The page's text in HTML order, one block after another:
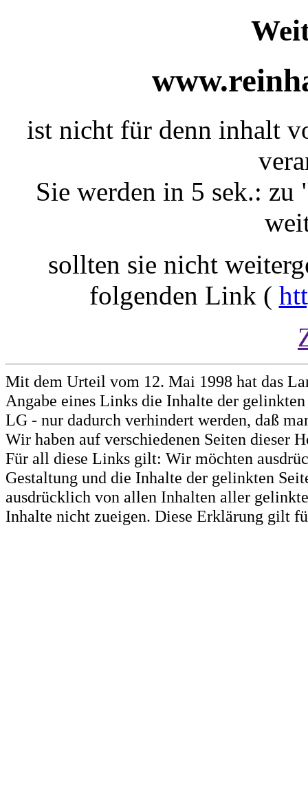
ist nicht für denn inhalt
Sie werden in 5 sek.: zu
sollten sie nicht
folgenden Link (
Mit dem Urteil vom 12. Mai 1998 hat das
Angabe eines Links die Inhalte der
LG - nur dadurch verhindert werden, daß
Wir haben auf verschiedenen Seiten dieser
Für all diese Links gilt: Wir möchten
Gestaltung und die Inhalte der gelinkten
ausdrücklich von allen Inhalten aller
Inhalte nicht zueigen. Diese Erklärung gilt